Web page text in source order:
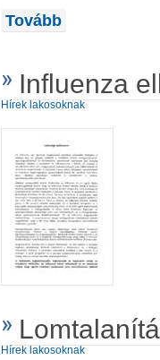
Tovább
Influenza
Hírek lakosoknak
Hírek lakosoknak